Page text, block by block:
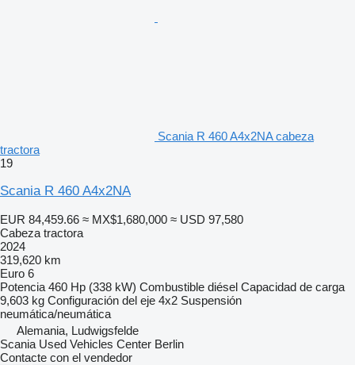
Scania R 460 A4x2NA cabeza
tractora
19
Scania R 460 A4x2NA
EUR 84,459.66 ≈ MX$1,680,000 ≈ USD 97,580
Cabeza tractora
2024
319,620 km
Euro 6
Potencia 460 Hp (338 kW) Combustible diésel Capacidad de carga
9,603 kg Configuración del eje 4x2 Suspensión
neumática/neumática
Alemania, Ludwigsfelde
Scania Used Vehicles Center Berlin
Contacte con el vendedor